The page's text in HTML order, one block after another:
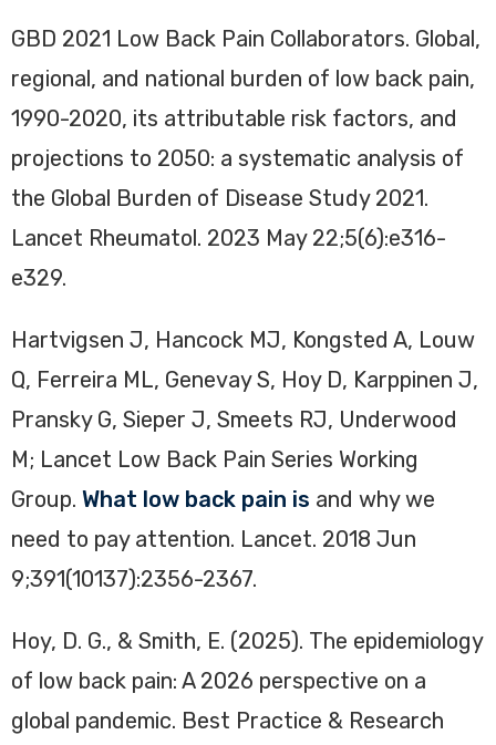
GBD 2021 Low Back Pain Collaborators. Global,
regional, and national burden of low back pain,
1990-2020, its attributable risk factors, and
projections to 2050: a systematic analysis of
the Global Burden of Disease Study 2021.
Lancet Rheumatol. 2023 May 22;5(6):e316-
e329.
Hartvigsen J, Hancock MJ, Kongsted A, Louw
Q, Ferreira ML, Genevay S, Hoy D, Karppinen J,
Pransky G, Sieper J, Smeets RJ, Underwood
M; Lancet Low Back Pain Series Working
Group. What low back pain is and why we
need to pay attention. Lancet. 2018 Jun
9;391(10137):2356-2367.
Hoy, D. G., & Smith, E. (2025). The epidemiology
of low back pain: A 2026 perspective on a
global pandemic. Best Practice & Research